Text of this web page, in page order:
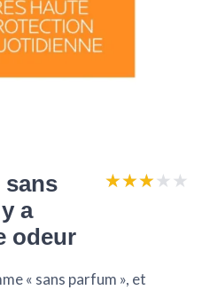
sans
a
odeur
★★★★★
★★★★★
« sans parfum », et